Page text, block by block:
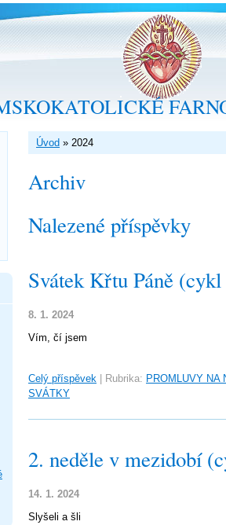
Úvod » 2024
Archiv
Nalezené příspěvky
Svátek Křtu Páně
8. 1. 2024
Vím, čí jsem
Celý příspěvek Rubrika: PROMLUVY NA
SVÁTKY
2. neděle v mezidobí
14. 1. 2024
Slyšeli a šli